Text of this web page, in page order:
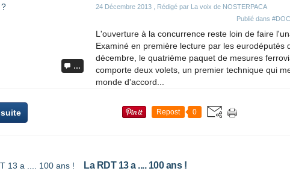
…
24 Décembre 2013 , Rédigé par La voix de NOSTERPACA
Publié dans
L'ouverture à la concurrence reste loin de faire
Examiné en première lecture par les eurodéputés
décembre, le quatrième paquet de mesures
comporte deux volets, un premier technique qui
monde d'accord...
Repost 0
La RDT 13 a .... 100 ans !